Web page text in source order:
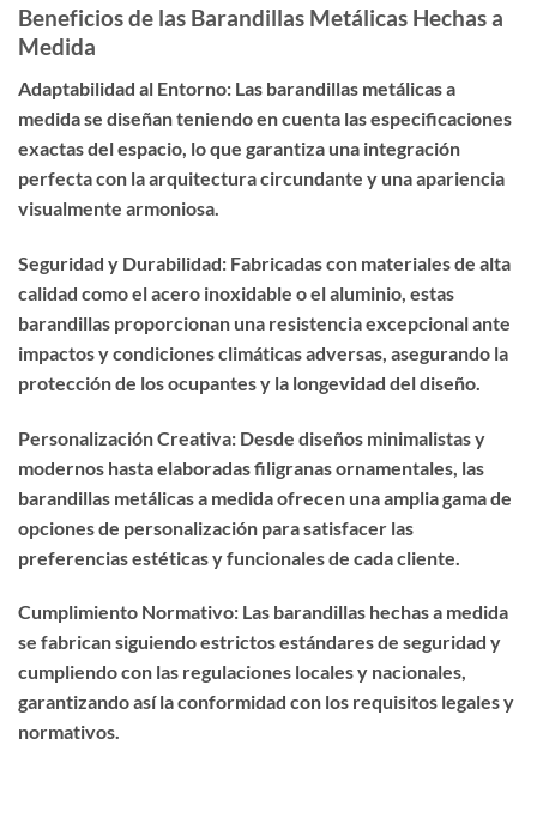
Beneficios de las Barandillas Metálicas Hechas a
Medida
Adaptabilidad al Entorno: Las barandillas metálicas a
medida se diseñan teniendo en cuenta las especificaciones
exactas del espacio, lo que garantiza una integración
perfecta con la arquitectura circundante y una apariencia
visualmente armoniosa.
Seguridad y Durabilidad: Fabricadas con materiales de alta
calidad como el acero inoxidable o el aluminio, estas
barandillas proporcionan una resistencia excepcional ante
impactos y condiciones climáticas adversas, asegurando la
protección de los ocupantes y la longevidad del diseño.
Personalización Creativa: Desde diseños minimalistas y
modernos hasta elaboradas filigranas ornamentales, las
barandillas metálicas a medida ofrecen una amplia gama de
opciones de personalización para satisfacer las
preferencias estéticas y funcionales de cada cliente.
Cumplimiento Normativo: Las barandillas hechas a medida
se fabrican siguiendo estrictos estándares de seguridad y
cumpliendo con las regulaciones locales y nacionales,
garantizando así la conformidad con los requisitos legales y
normativos.